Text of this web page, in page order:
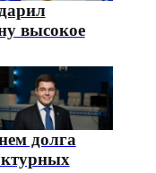
высокое
долга